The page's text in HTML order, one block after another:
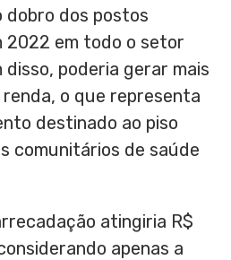
dobro dos postos
2022 em todo o setor
disso, poderia gerar mais
renda, o que representa
destinado ao piso
comunitários de saúde
atingiria R$
apenas a